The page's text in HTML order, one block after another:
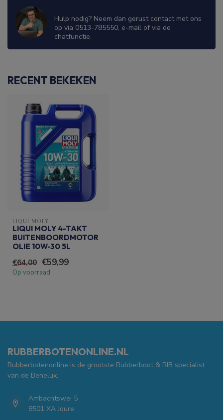
Hulp nodig? Neem dan gerust contact met ons
op via 0513-785550, e-mail of via de
chatfunctie.
RECENT BEKEKEN
LIQUI MOLY
LIQUI MOLY 4-TAKT
BUITENBOORDMOTOR
OLIE 10W-30 5L
€64,00 €59,99
Op voorraad
RUBBERBOTENONLINE.NL
Rubberbotenonline is de grootste Rubberboot & RIB specialist
van de Benelux.
Ambachtswei 5
8501 XA Joure